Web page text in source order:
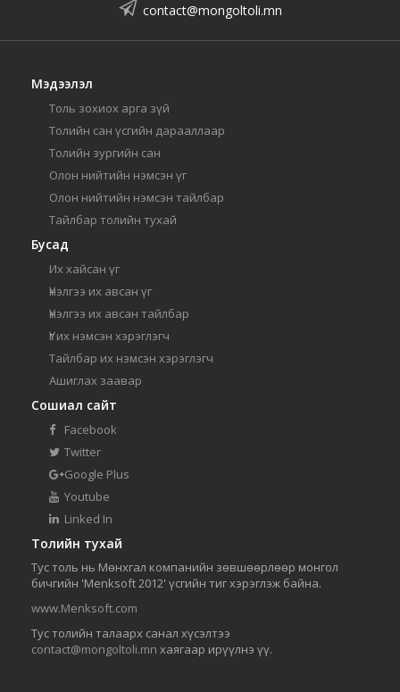
contact@mongoltoli.mn
Мэдээлэл
Толь зохиох арга зүй
Толийн сан үсгийн дарааллаар
Толийн зургийн сан
Олон нийтийн нэмсэн үг
Олон нийтийн нэмсэн тайлбар
Тайлбар толийн тухай
Бусад
Их хайсан үг
Үнэлгээ их авсан үг
Үнэлгээ их авсан тайлбар
Үг их нэмсэн хэрэглэгч
Тайлбар их нэмсэн хэрэглэгч
Ашиглах заавар
Сошиал сайт
Facebook
Twitter
Google Plus
Youtube
Linked In
Толийн тухай
Тус толь нь Мөнхгал компанийн зөвшөөрлөөр монгол
бичгийн 'Menksoft 2012' үсгийн тиг хэрэглэж байна.
www.Menksoft.com
Тус толийн талаарх санал хүсэлтээ
contact@mongoltoli.mn хаягаар ирүүлнэ үү.